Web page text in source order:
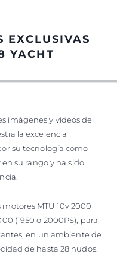
EXCLUSIVAS
YACHT
imágenes y videos del
la excelencia
su tecnología como
su rango y ha sido
MTU 10v 2000
(1950 o 2000PS), para
en un ambiente de
de hasta 28 nudos.